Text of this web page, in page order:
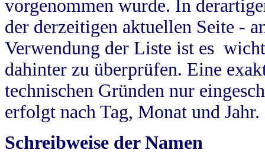
vorgenommen wurde. In
der derzeitigen aktuellen Seite -
Verwendung der Liste ist es
dahinter zu überprüfen. Eine
technischen Gründen nur
erfolgt nach Tag, Monat und Jahr.
Schreibweise der Namen